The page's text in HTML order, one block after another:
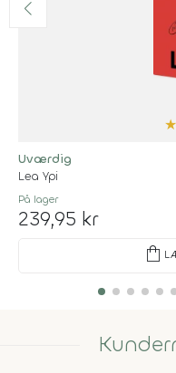
★
Uværdig
Lea Ypi
På lager
239,95 kr
shopping_bag